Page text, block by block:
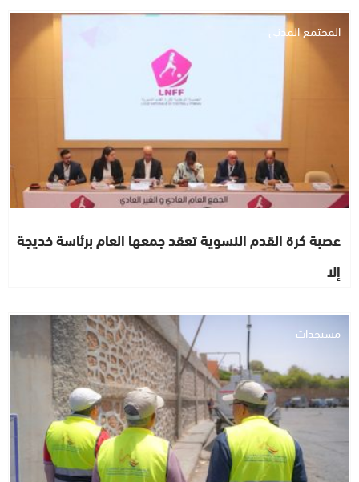
المجتمع المدني
عصبة كرة القدم النسوية تعقد جمعها العام برئاسة خديجة
إلا
مستجدات